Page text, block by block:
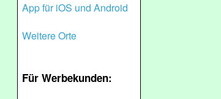
App für iOS und Android
Weitere Orte
Für Werbekunden: